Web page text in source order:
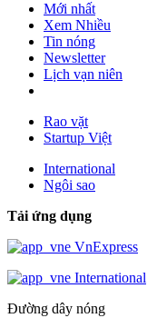
Mới nhất
Xem Nhiều
Tin nóng
Newsletter
Lịch vạn niên
Rao vặt
Startup Việt
International
Ngôi sao
Tải ứng dụng
VnExpress
International
Đường dây nóng